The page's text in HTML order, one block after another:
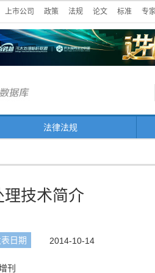
上市公司 政策 法规 论文 标准 专
法律法规
技术简介
日期 2014-10-14
刊